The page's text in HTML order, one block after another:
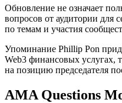
Обновление не означает
вопросов от аудитории для
по темам и участия
Упоминание Phillip Pon
Web3 финансовых услугах,
на позицию председателя
AMA Questions